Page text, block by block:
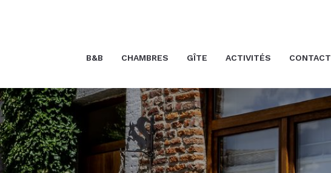
B&B CHAMBRES GÎTE ACTIVITÉS CONTACT